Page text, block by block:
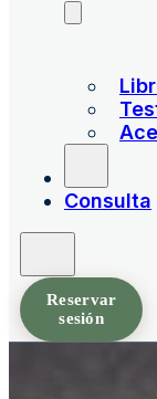
Consulta
Reservar
sesión